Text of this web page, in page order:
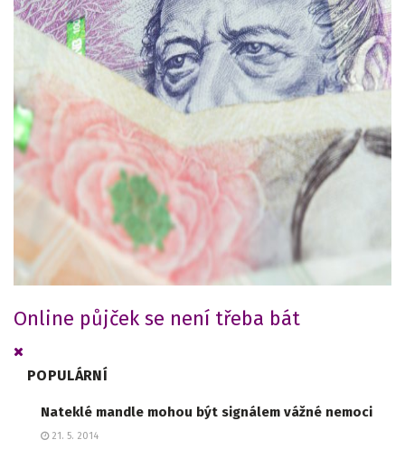
Online půjček se není třeba bát
POPULÁRNÍ
Nateklé mandle mohou být signálem vážné nemoci
21. 5. 2014